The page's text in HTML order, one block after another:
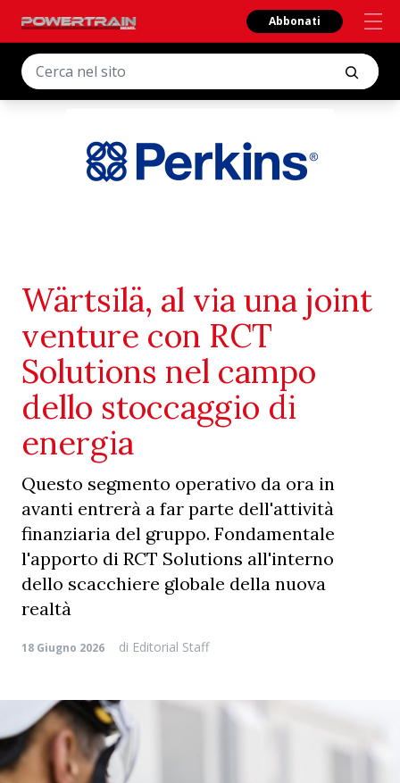
Abbonati
Wärtsilä, al via una joint
venture con RCT
Solutions nel campo
dello stoccaggio di
energia
Questo segmento operativo da ora in
avanti entrerà a far parte dell'attività
finanziaria del gruppo. Fondamentale
l'apporto di RCT Solutions all'interno
dello scacchiere globale della nuova
realtà
18 Giugno 2026 di Editorial Staff